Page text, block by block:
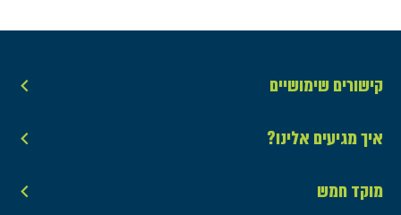
קישורים שימושיים
איך מגיעים אלינו?
מוקד חמש